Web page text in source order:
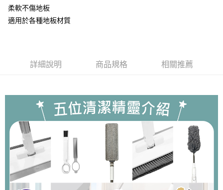
元大商業銀行
台新國際商業銀行
Google Pay
ATM付款
運送方式
離島/件,超另計
每筆NT$350
貨到付款
每筆NT$150，滿NT$899(含以上)免運費
柔軟不傷地板
適用於各種地板材質
詳細說明 商品規格 相關推薦